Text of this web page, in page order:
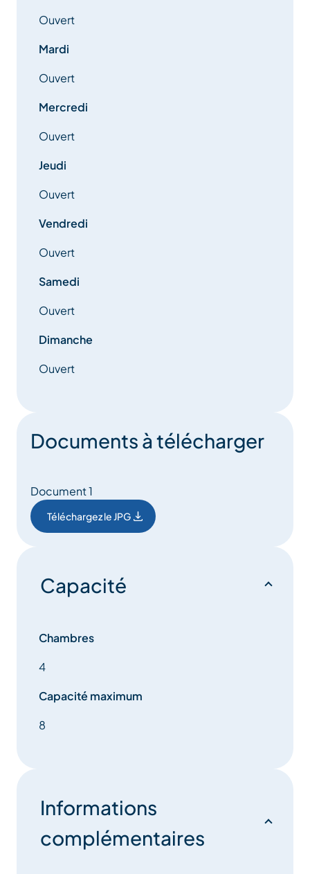
Ouvert
Mardi
Ouvert
Mercredi
Ouvert
Jeudi
Ouvert
Vendredi
Ouvert
Samedi
Ouvert
Dimanche
Ouvert
Documents à télécharger
Document 1
Téléchargez le JPG
Capacité
Chambres
4
Capacité maximum
8
Informations
complémentaires